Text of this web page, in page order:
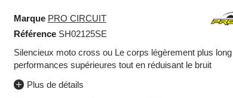
Marque PRO CIRCUIT
Référence SH02125SE
Silencieux moto cross ou Le corps légèrement plus
performances supérieures tout en réduisant le bruit
Plus de détails